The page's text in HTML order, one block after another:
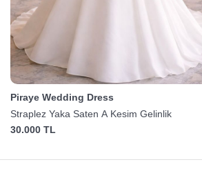
Piraye Wedding Dress
Straplez Yaka Saten A Kesim Gelinlik
30.000 TL